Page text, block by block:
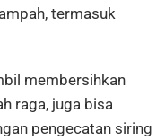
termasuk
membersihkan
raga, juga bisa
pengecatan siring